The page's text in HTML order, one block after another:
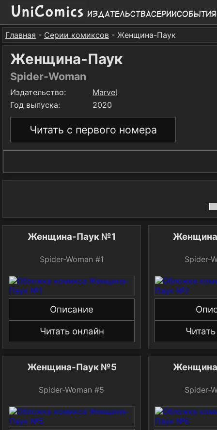
ИздательстваСерииСобытия
Главная - Серии комиксов - Женщина-Паук
Женщина-Паук
Spider-Woman
Издательство:
Marvel
Год выпуска:
2020
Читать с первого номера
Женщина-Паук №1
Spider-Woman #1
Описание
Читать онлайн
Spider-
Женщина-Паук №5
Spider-Woman #5 Spider-